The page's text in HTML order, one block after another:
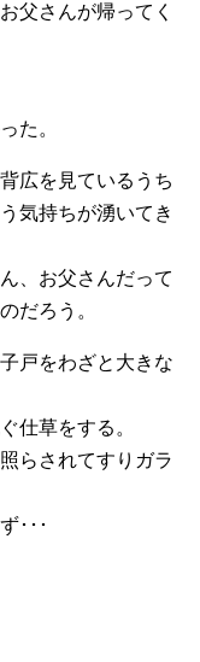
父さんが帰ってく
た。
広を見ているうち
気持ちが湧いてき
、お父さんだって
だろう。
戸をわざと大きな
仕草をする。
らされてすりガラ
･･･